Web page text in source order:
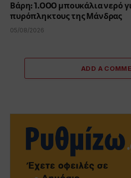
Βάρη: 1.000 μπουκάλια νερό
πυρόπληκτους της Μάνδρας
05/08/2026
ADD A